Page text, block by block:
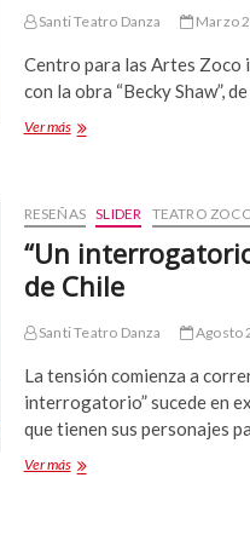
Paso”
Santi Teatro Danza Marzo
Centro para las Artes Zoco
con la obra “Becky Shaw”,
Ver másTeatro
Shaw”
mismo
tiempo
que
RESEÑAS SLIDER TEATRO
“Un
de Chile
Santi Teatro Danza Agosto
La tensión comienza a
interrogatorio” sucede en
que tienen sus personajes
Ver más“Un